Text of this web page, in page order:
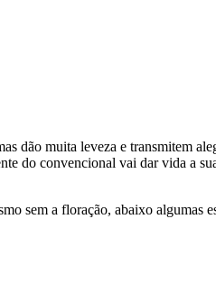
dão muita leveza e transmitem
do convencional vai dar vida a
sem a floração, abaixo algumas